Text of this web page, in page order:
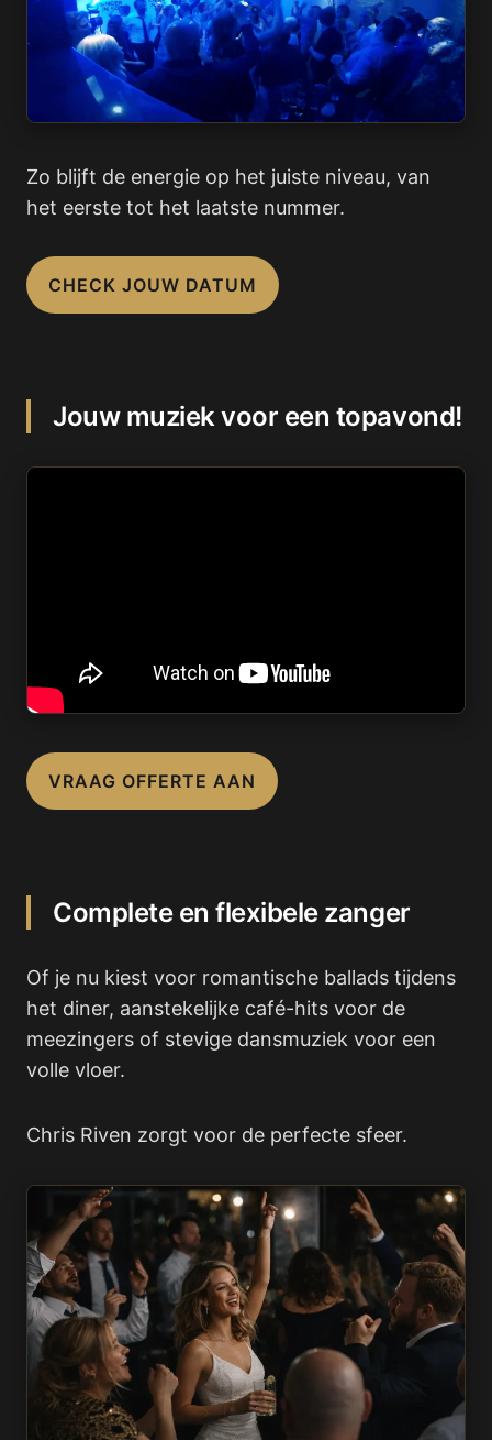
Zo blijft de energie op het juiste niveau, van
het eerste tot het laatste nummer.
CHECK JOUW DATUM
Jouw muziek voor een topavond!
VRAAG OFFERTE AAN
Complete en flexibele zanger
Of je nu kiest voor romantische ballads tijdens
het diner, aanstekelijke café-hits voor de
meezingers of stevige dansmuziek voor een
volle vloer.
Chris Riven zorgt voor de perfecte sfeer.